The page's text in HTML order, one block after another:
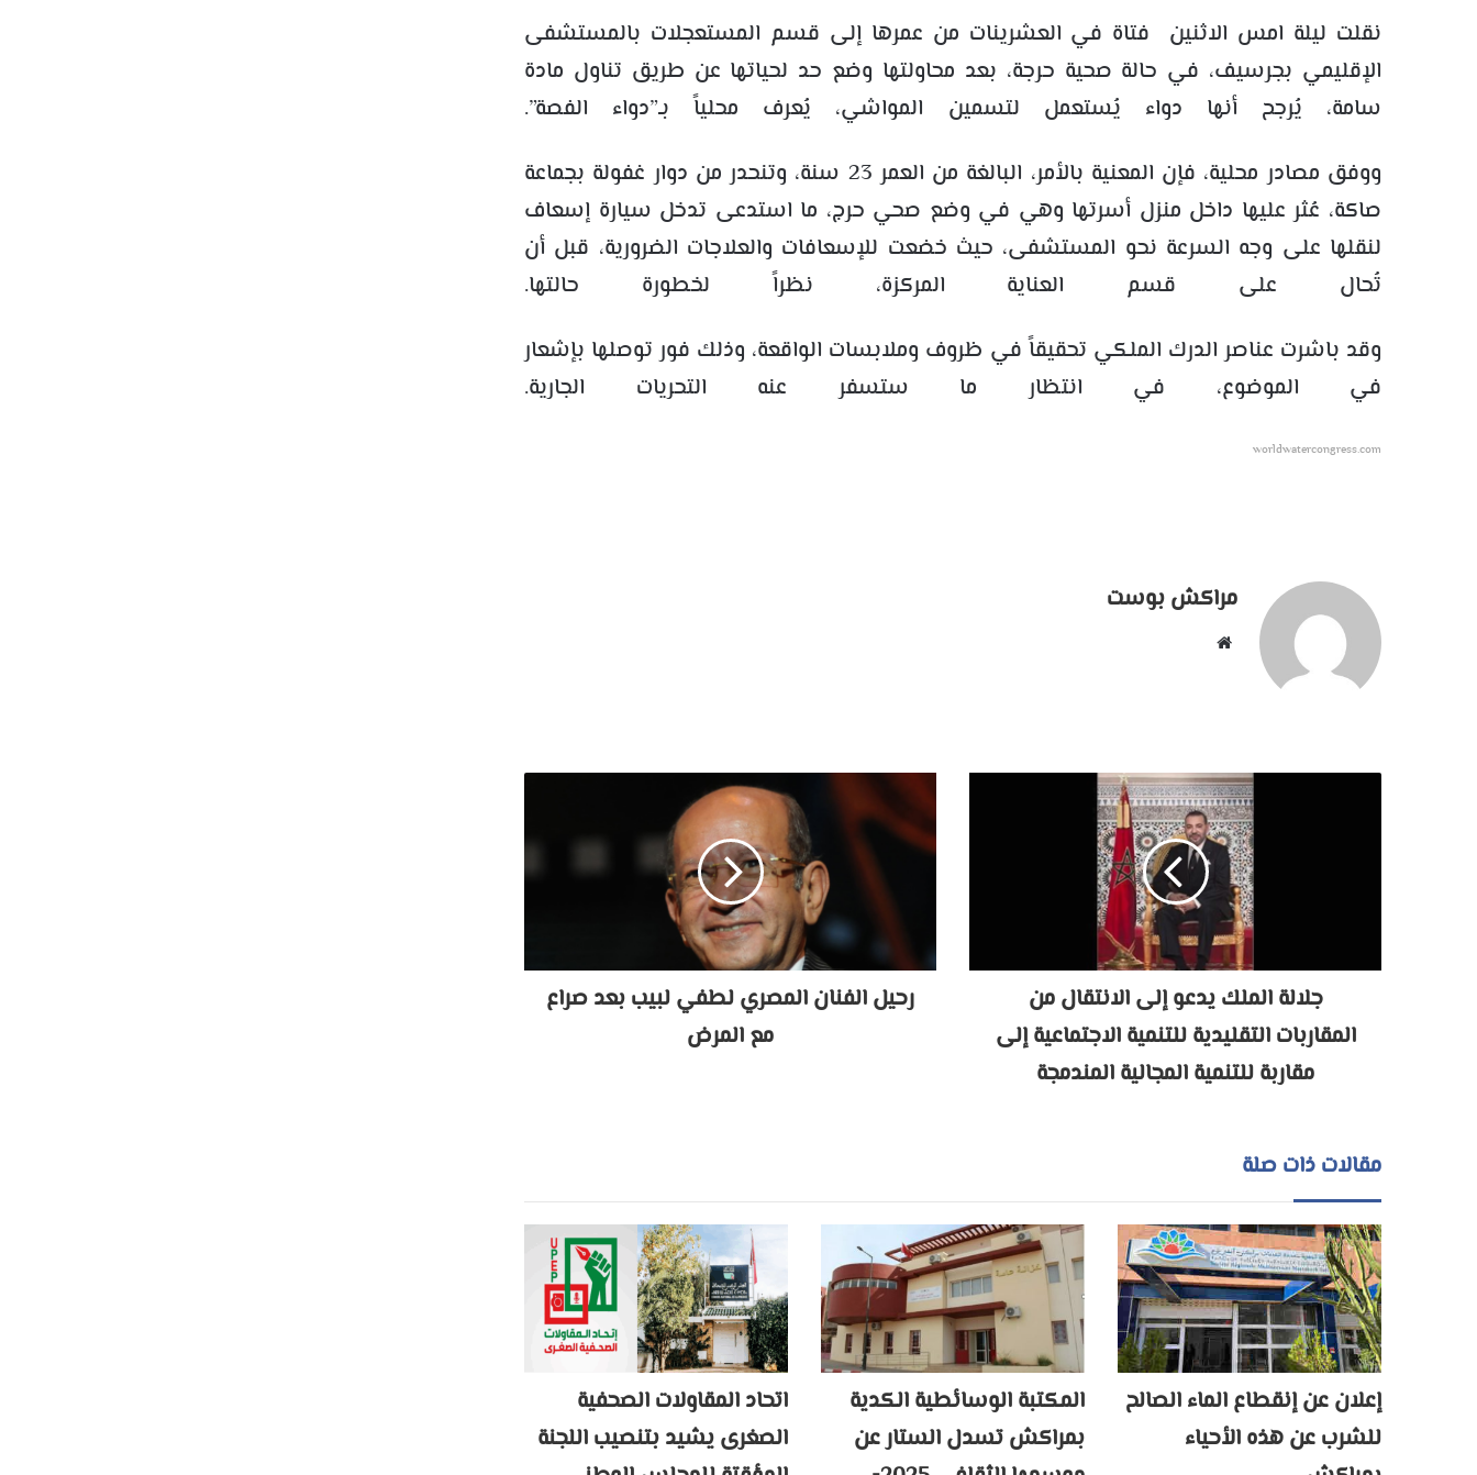
نقلت ليلة امس الاثنين فتاة في العشرينات من عمرها إلى قسم المستعجلات بالمستشفى
الإقليمي بجرسيف، في حالة صحية حرجة، بعد محاولتها وضع حد لحياتها عن طريق تناول مادة
سامة، يُرجح أنها دواء يُستعمل لتسمين المواشي، يُعرف محلياً بـ”دواء الفصة”.
ووفق مصادر محلية، فإن المعنية بالأمر، البالغة من العمر 23 سنة، وتنحدر من دوار غفولة بجماعة
صاكة، عُثر عليها داخل منزل أسرتها وهي في وضع صحي حرج، ما استدعى تدخل سيارة إسعاف
لنقلها على وجه السرعة نحو المستشفى، حيث خضعت للإسعافات والعلاجات الضرورية، قبل أن
تُحال على قسم العناية المركزة، نظراً لخطورة حالتها.
وقد باشرت عناصر الدرك الملكي تحقيقاً في ظروف وملابسات الواقعة، وذلك فور توصلها بإشعار
في الموضوع، في انتظار ما ستسفر عنه التحريات الجارية.
worldwatercongress.com
مراكش بوست
جلالة الملك يدعو إلى الانتقال من
المقاربات التقليدية للتنمية الاجتماعية إلى
مقاربة للتنمية المجالية المندمجة
رحيل الفنان المصري لطفي لبيب بعد صراع
مع المرض
مقالات ذات صلة
إعلان عن إنقطاع الماء الصالح
للشرب عن هذه الأحياء
المكتبة الوسائطية الكدية
بمراكش تسدل الستار عن
اتحاد المقاولات الصحفية
الصغرى يشيد بتنصيب اللجنة